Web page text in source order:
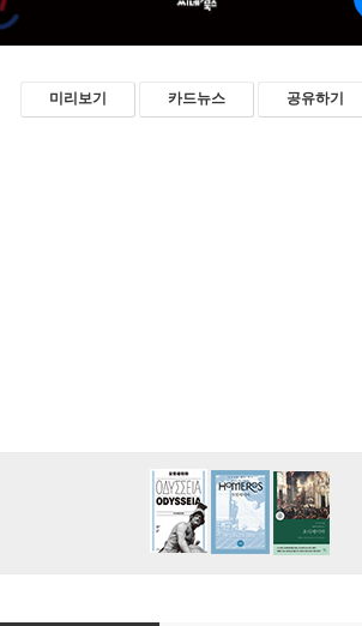
미리보기 카드뉴스 공유하기